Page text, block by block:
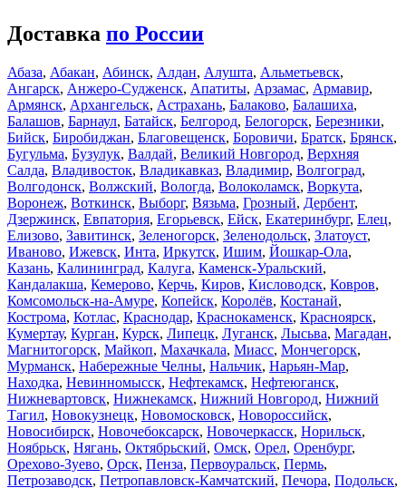
Доставка по России
Абаза, Абакан, Абинск, Алдан, Алушта, Альметьевск,
Ангарск, Анжеро-Судженск, Апатиты, Арзамас, Армавир,
Армянск, Архангельск, Астрахань, Балаково, Балашиха,
Балашов, Барнаул, Батайск, Белгород, Белогорск, Березники,
Бийск, Биробиджан, Благовещенск, Боровичи, Братск, Брянск,
Бугульма, Бузулук, Валдай, Великий Новгород, Верхняя
Салда, Владивосток, Владикавказ, Владимир, Волгоград,
Волгодонск, Волжский, Вологда, Волоколамск, Воркута,
Воронеж, Воткинск, Выборг, Вязьма, Грозный, Дербент,
Дзержинск, Евпатория, Егорьевск, Ейск, Екатеринбург, Елец,
Елизово, Завитинск, Зеленогорск, Зеленодольск, Златоуст,
Иваново, Ижевск, Инта, Иркутск, Ишим, Йошкар-Ола,
Казань, Калининград, Калуга, Каменск-Уральский,
Кандалакша, Кемерово, Керчь, Киров, Кисловодск, Ковров,
Комсомольск-на-Амуре, Копейск, Королёв, Костанай,
Кострома, Котлас, Краснодар, Краснокаменск, Красноярск,
Кумертау, Курган, Курск, Липецк, Луганск, Лысьва, Магадан,
Магнитогорск, Майкоп, Махачкала, Миасс, Мончегорск,
Мурманск, Набережные Челны, Нальчик, Нарьян-Мар,
Находка, Невинномысск, Нефтекамск, Нефтеюганск,
Нижневартовск, Нижнекамск, Нижний Новгород, Нижний
Тагил, Новокузнецк, Новомосковск, Новороссийск,
Новосибирск, Новочебоксарск, Новочеркасск, Норильск,
Ноябрьск, Нягань, Октябрьский, Омск, Орел, Оренбург,
Орехово-Зуево, Орск, Пенза, Первоуральск, Пермь,
Петрозаводск, Петропавловск-Камчатский, Печора, Подольск,